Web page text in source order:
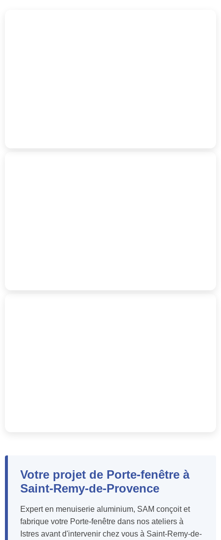
Votre projet de Porte-fenêtre à
Saint-Remy-de-Provence
Expert en menuiserie aluminium, SAM conçoit et
fabrique votre Porte-fenêtre dans nos ateliers à
Istres avant d'intervenir chez vous à Saint-Remy-de-